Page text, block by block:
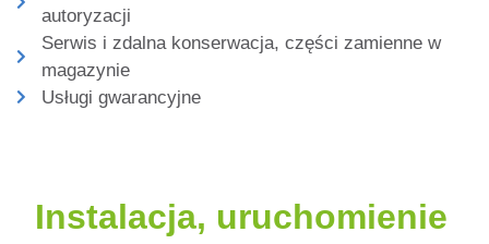
autoryzacji
Serwis i zdalna konserwacja, części zamienne w
magazynie
Usługi gwarancyjne
Instalacja, uruchomienie